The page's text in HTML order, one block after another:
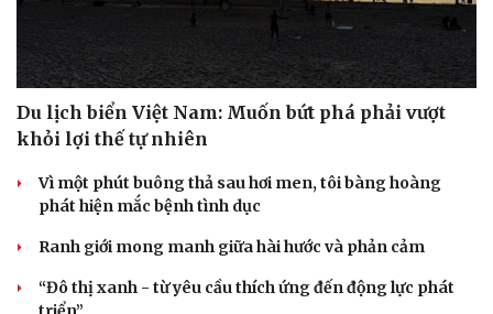
Du lịch biển Việt Nam: Muốn bứt phá phải vượt
khỏi lợi thế tự nhiên
Vì một phút buông thả sau hơi men, tôi bàng hoàng
phát hiện mắc bệnh tình dục
Ranh giới mong manh giữa hài hước và phản cảm
“Đô thị xanh - từ yêu cầu thích ứng đến động lực phát